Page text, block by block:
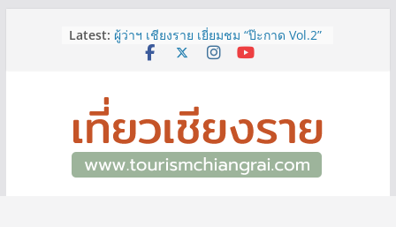
Latest: ผู้ว่าฯ เชียงราย เยี่ยมชม “ป๊ะกาด Vol.2”
ยกระดับตลาดสด 100 ปี สู่พิพิธภัณฑ์
ททท.สำนักงานเชียงราย ชวนเที่ยว
เชียงรายหน้าฝน ให้ชุ่มฉ่ำหัวใจไปกับ
“Feel All the Feelings” เที่ยวให้สนุก
เก็บแสตมป์ครบ แล้วรับของที่ระลึกสุด
พิเศษ! ทันที